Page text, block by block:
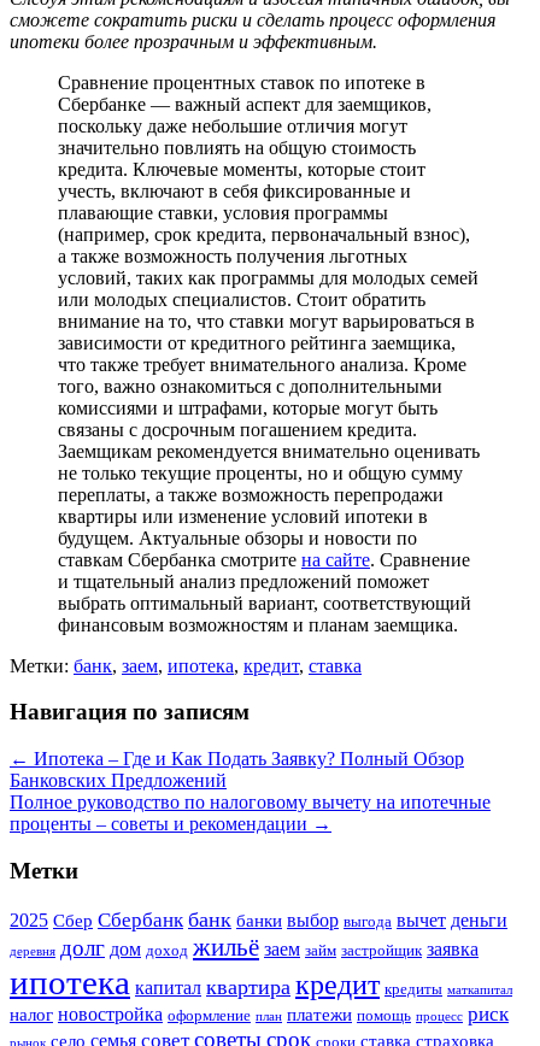
сможете сократить риски и сделать процесс оформления
ипотеки более прозрачным и эффективным.
Сравнение процентных ставок по ипотеке в
Сбербанке — важный аспект для заемщиков,
поскольку даже небольшие отличия могут
значительно повлиять на общую стоимость
кредита. Ключевые моменты, которые стоит
учесть, включают в себя фиксированные и
плавающие ставки, условия программы
(например, срок кредита, первоначальный взнос),
а также возможность получения льготных
условий, таких как программы для молодых семей
или молодых специалистов. Стоит обратить
внимание на то, что ставки могут варьироваться в
зависимости от кредитного рейтинга заемщика,
что также требует внимательного анализа. Кроме
того, важно ознакомиться с дополнительными
комиссиями и штрафами, которые могут быть
связаны с досрочным погашением кредита.
Заемщикам рекомендуется внимательно оценивать
не только текущие проценты, но и общую сумму
переплаты, а также возможность перепродажи
квартиры или изменение условий ипотеки в
будущем. Актуальные обзоры и новости по
ставкам Сбербанка смотрите на сайте. Сравнение
и тщательный анализ предложений поможет
выбрать оптимальный вариант, соответствующий
финансовым возможностям и планам заемщика.
Метки: банк, заем, ипотека, кредит, ставка
Навигация по записям
← Ипотека – Где и Как Подать Заявку? Полный Обзор
Банковских Предложений
Полное руководство по налоговому вычету на ипотечные
проценты – советы и рекомендации →
Метки
2025 Сбер Сбербанк банк банки выбор выгода вычет деньги
деревня долг дом доход жильё заем займ застройщик заявка
ипотека капитал квартира кредит кредиты маткапитал
налог новостройка оформление план платежи помощь процесс риск
рынок село семья совет советысрок сроки ставка страховка